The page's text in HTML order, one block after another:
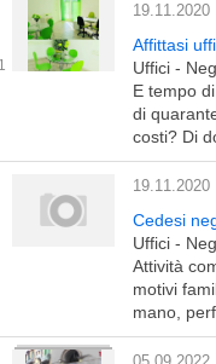
19.11.2020
Affittasi
Uffici -
E tempo
di
costi? Di
19.11.2020
Cedesi
Uffici -
Attività
motivi
mano,